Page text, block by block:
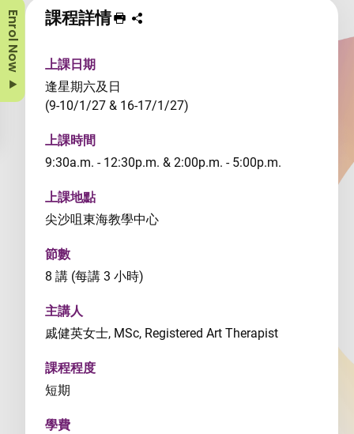
Enrol Now 課程詳情 列印 課程
分享課程至
上課日期
逢星期六及日
(9-10/1/27 & 16-17/1/27)
上課時間
9:30a.m. - 12:30p.m. & 2:00p.m. - 5:00p.m.
上課地點
尖沙咀東海教學中心
節數
8 講 (每講 3 小時)
主講人
戚健英女士, MSc, Registered Art Therapist
課程程度
短期
學費